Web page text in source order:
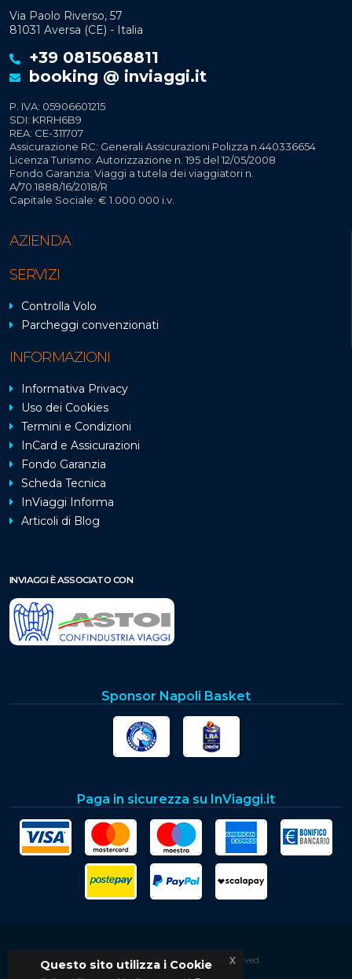
Via Paolo Riverso, 57
81031 Aversa (CE) - Italia
+39 0815068811
booking @ inviaggi.it
P. IVA: 05906601215
SDI: KRRH6B9
REA: CE-311707
Assicurazione RC: Generali Assicurazioni Polizza n.440336654
Licenza Turismo: Autorizzazione n. 195 del 12/05/2008
Fondo Garanzia: Viaggi a tutela dei viaggiatori n.
A/70.1888/16/2018/R
Capitale Sociale: € 1.000.000 i.v.
AZIENDA
SERVIZI
Controlla Volo
Parcheggi convenzionati
INFORMAZIONI
Informativa Privacy
Uso dei Cookies
Termini e Condizioni
InCard e Assicurazioni
Fondo Garanzia
Scheda Tecnica
InViaggi Informa
Articoli di Blog
INVIAGGI È ASSOCIATO CON
Sponsor Napoli Basket
Paga in sicurezza su InViaggi.it
© 2026Soset S.p.a.- All rights reserved.
Questo sito utilizza i Cookie x